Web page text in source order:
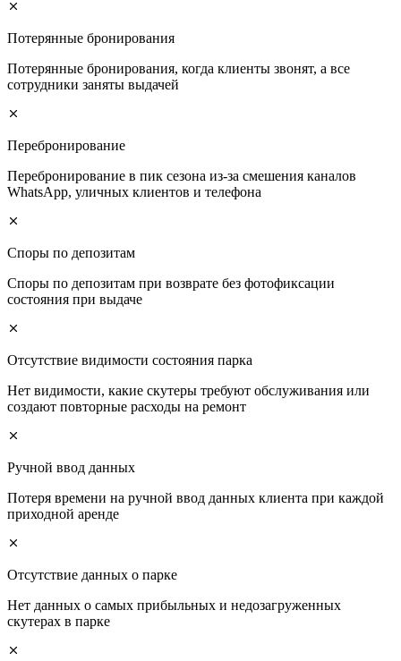
Потерянные бронирования
Потерянные бронирования, когда клиенты звонят, а все
сотрудники заняты выдачей
Перебронирование
Перебронирование в пик сезона из-за смешения каналов
WhatsApp, уличных клиентов и телефона
Споры по депозитам
Споры по депозитам при возврате без фотофиксации
состояния при выдаче
Отсутствие видимости состояния парка
Нет видимости, какие скутеры требуют обслуживания или
создают повторные расходы на ремонт
Ручной ввод данных
Потеря времени на ручной ввод данных клиента при каждой
приходной аренде
Отсутствие данных о парке
Нет данных о самых прибыльных и недозагруженных
скутерах в парке